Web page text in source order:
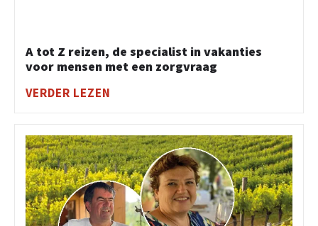
A tot Z reizen, de specialist in vakanties
voor mensen met een zorgvraag
VERDER LEZEN